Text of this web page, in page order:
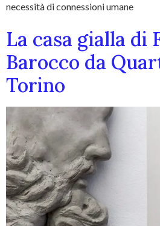
necessità di connessioni umane
La casa gialla di
Barocco da
Torino